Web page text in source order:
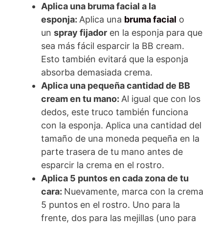
Aplica una bruma facial a la
esponja: Aplica una bruma facial o
un spray fijador en la esponja para que
sea más fácil esparcir la BB cream.
Esto también evitará que la esponja
absorba demasiada crema.
Aplica una pequeña cantidad de BB
cream en tu mano: Al igual que con los
dedos, este truco también funciona
con la esponja. Aplica una cantidad del
tamaño de una moneda pequeña en la
parte trasera de tu mano antes de
esparcir la crema en el rostro.
Aplica 5 puntos en cada zona de tu
cara: Nuevamente, marca con la crema
5 puntos en el rostro. Uno para la
frente, dos para las mejillas (uno para